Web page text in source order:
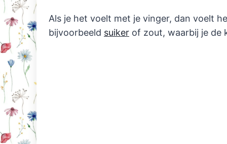
Als je het voelt met je vinger, dan voelt
bijvoorbeeld suiker of zout, waarbij je de